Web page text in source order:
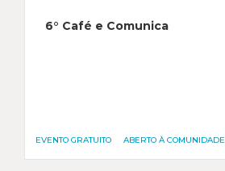
6° Café e Comunica
EVENTO GRATUITO ABERTO À COMUNIDADE